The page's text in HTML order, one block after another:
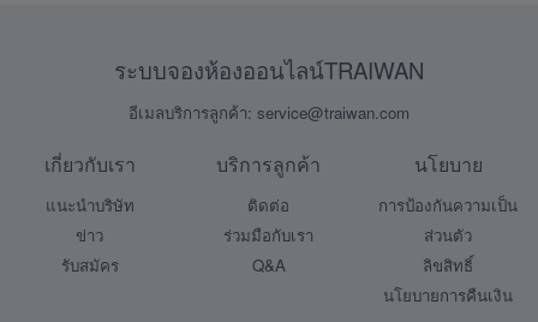
ระบบจองห้องออนไลน์TRAIWAN
อีเมลบริการลูกค้า: service@traiwan.com
เกี่ยวกับเรา
แนะนำบริษัท
ข่าว
รับสมัคร
บริการลูกค้า
ติดต่อ
ร่วมมือกับเรา
Q&A
นโยบาย
การป้องกันความเป็น
ส่วนตัว
ลิขสิทธิ์
นโยบายการคืนเงิน